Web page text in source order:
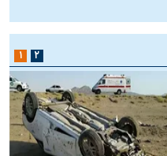
۱ ۲